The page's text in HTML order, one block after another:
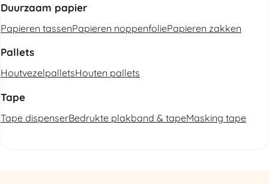
Duurzaam papier
Papieren tassenPapieren noppenfoliePapieren zakken
Pallets
HoutvezelpalletsHouten pallets
Tape
Tape dispenserBedrukte plakband & tapeMasking tape